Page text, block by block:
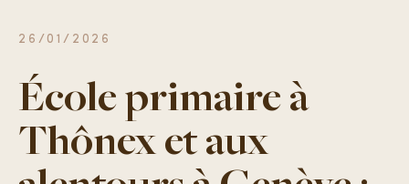
S’installer
Actualités
26/01/2026
École primaire à
Thônex et aux